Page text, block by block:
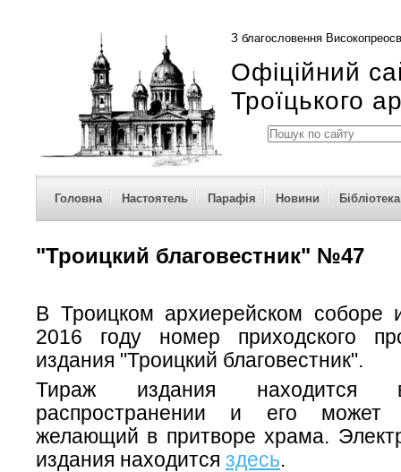
З благословення
Офіційний
Троїцького
Головна Настоятель Парафія Новини Бібліотека
"Троицкий благовестник" №47
В Троицком архиерейском соборе
2016 году номер приходского
издания "Троицкий благовестник".
Тираж издания находится
распространении и его может
желающий в притворе храма.
издания находится здесь.